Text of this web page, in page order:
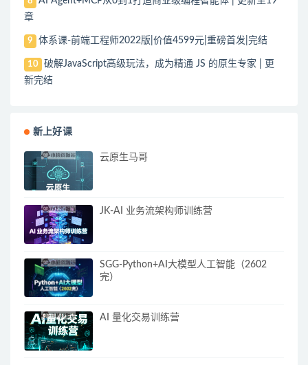
章
9 体系课-前端工程师2022版|价值4599元|重磅首发|完结
10
破解JavaScript高级玩法，成为精通 JS 的原生专家 | 更
新完结
新上好课
云原生马哥
JK-AI 业务流架构师训练营
SGG-Python+AI大模型人工智能（2602
完）
AI 量化交易训练营